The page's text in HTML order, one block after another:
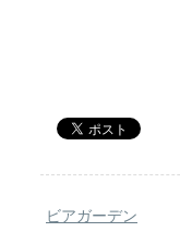
ビアガーデン